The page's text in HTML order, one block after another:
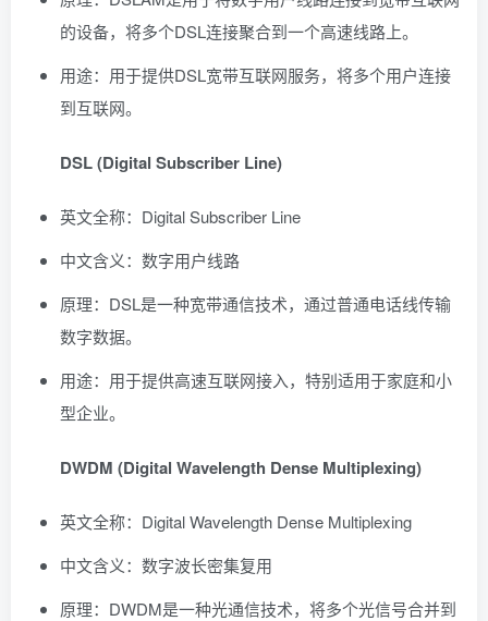
的设备，将多个DSL连接聚合到一个高速线路上。
用途：用于提供DSL宽带互联网服务，将多个用户连接
到互联网。
DSL (Digital Subscriber Line)
英文全称：Digital Subscriber Line
中文含义：数字用户线路
原理：DSL是一种宽带通信技术，通过普通电话线传输
数字数据。
用途：用于提供高速互联网接入，特别适用于家庭和小
型企业。
DWDM (Digital Wavelength Dense Multiplexing)
英文全称：Digital Wavelength Dense Multiplexing
中文含义：数字波长密集复用
原理：DWDM是一种光通信技术，将多个光信号合并到